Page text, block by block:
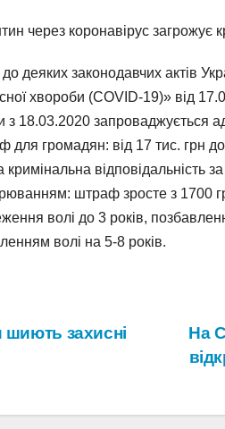
через коронавірус загрожує
деяких законодавчих актів
хвороби (COVID-19)» від
18.03.2020 запроваджується
громадян: від 17 тис. грн
кримінальна відповідальність
штраф зросте з 1700
волі до 3 років,
волі на 5-8 років.
На
шиють захисні